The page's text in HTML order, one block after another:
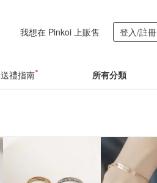
我想在 Pinkoi 上販售 登入/註冊
送禮指南 所有分類